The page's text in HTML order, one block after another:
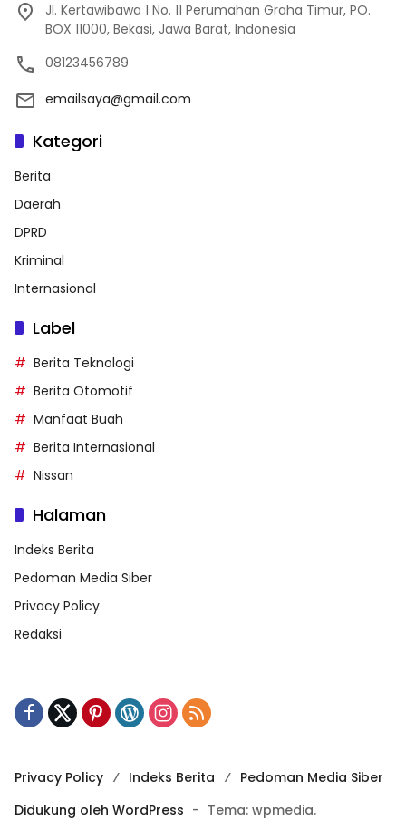
Jl. Kertawibawa 1 No. 11 Perumahan Graha Timur, PO.
BOX 11000, Bekasi, Jawa Barat, Indonesia
08123456789
emailsaya@gmail.com
Kategori
Berita
Daerah
DPRD
Kriminal
Internasional
Label
Berita Teknologi
Berita Otomotif
Manfaat Buah
Berita Internasional
Nissan
Halaman
Indeks Berita
Pedoman Media Siber
Privacy Policy
Redaksi
Privacy Policy Indeks Berita
Pedoman Media Siber
Didukung oleh WordPress - Tema: wpmedia.